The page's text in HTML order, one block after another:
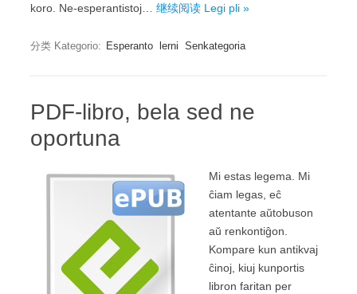
koro. Ne-esperantistoj… 继续阅读 Legi pli »
分类 Kategorio: Esperanto lerni Senkategoria
PDF-libro, bela sed ne
oportuna
Mi estas legema. Mi
ĉiam legas, eĉ
atentante aŭtobuson
aŭ renkontiĝon.
Kompare kun antikvaj
ĉinoj, kiuj kunportis
libron faritan per